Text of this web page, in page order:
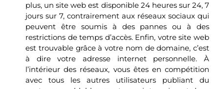
plus, un site web est disponible 24 heures sur 24, 7
jours sur 7, contrairement aux réseaux sociaux qui
peuvent être soumis à des pannes ou à des
restrictions de temps d’accès. Enfin, votre site web
est trouvable grâce à votre nom de domaine, c’est
à dire votre adresse internet personnelle. À
l’intérieur des réseaux, vous êtes en compétition
avec tous les autres utilisateurs publiant du